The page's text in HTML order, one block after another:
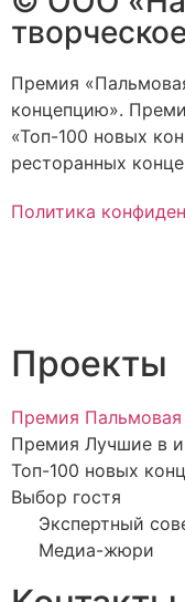
Премия
концепцию».
«Топ-100 новых
ресторанных
Политика
Проекты
Премия Пальмовая
Премия Лучшие в
Топ-100 новых
Выбор гостя
Экспертный
Медиа-жюри